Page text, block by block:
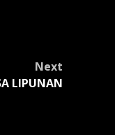
Next
LIPUNAN